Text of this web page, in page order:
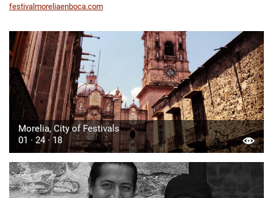
festivalmoreliaenboca.com
Morelia, City of Festivals
01 · 24 · 18